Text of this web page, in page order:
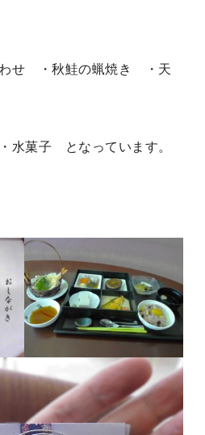
せ ・秋鮭の蝋焼き ・天
水菓子 となっています。